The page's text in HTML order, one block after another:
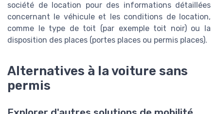
société de location pour des informations détaillées
concernant le véhicule et les conditions de location,
comme le type de toit (par exemple toit noir) ou la
disposition des places (portes places ou permis places).
Alternatives à la voiture sans
permis